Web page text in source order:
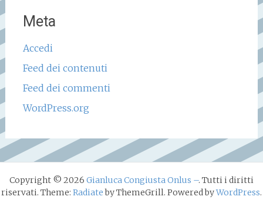
Meta
Accedi
Feed dei contenuti
Feed dei commenti
WordPress.org
Copyright © 2026 Gianluca Congiusta Onlus –. Tutti i diritti
riservati. Theme: Radiateby ThemeGrill. Powered byWordPress.